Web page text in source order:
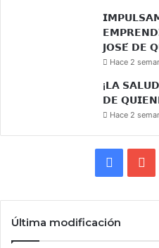
𝗝𝗢𝗦𝗘́ 𝗗𝗘
Hace 2
¡𝗟𝗔
𝗗𝗘
Hace 2
Última modificación